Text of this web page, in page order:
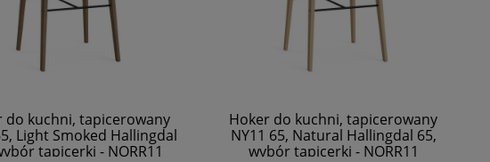
do kuchni, tapicerowany
Light Smoked Hallingdal
tapicerki - NORR11
Hoker do kuchni, tapicerowany
NY11 65, Natural Hallingdal 65,
wybór tapicerki - NORR11